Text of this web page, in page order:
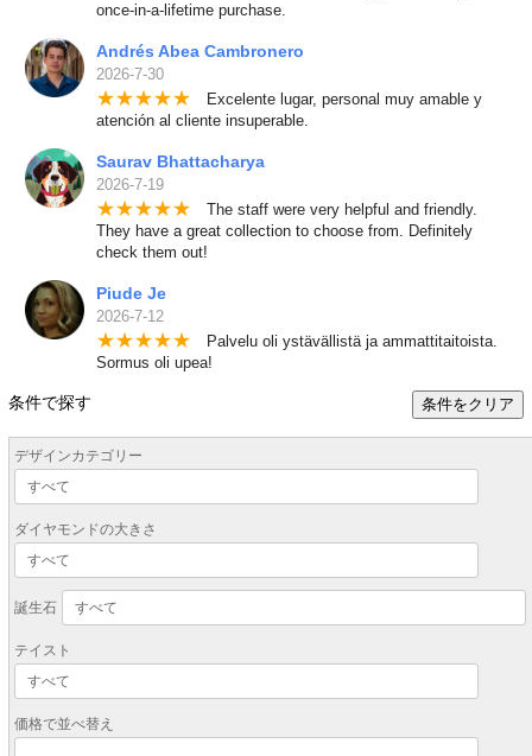
once-in-a-lifetime purchase.
Andrés Abea Cambronero
2026-7-30
★★★★★ Excelente lugar, personal muy amable y
atención al cliente insuperable.
Saurav Bhattacharya
2026-7-19
★★★★★ The staff were very helpful and friendly.
They have a great collection to choose from. Definitely
check them out!
Piude Je
2026-7-12
★★★★★ Palvelu oli ystävällistä ja ammattitaitoista.
Sormus oli upea!
条件で探す 条件をクリア
デザインカテゴリー
ダイヤモンドの大きさ
誕生石
テイスト
価格で並べ替え